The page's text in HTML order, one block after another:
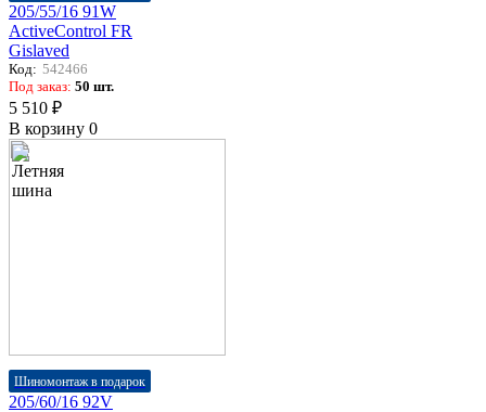
205/55/16 91W
ActiveControl FR
Gislaved
Код: 542466
Под заказ: 50 шт.
5 510 ₽
В корзину 0
Шиномонтаж в подарок
205/60/16 92V